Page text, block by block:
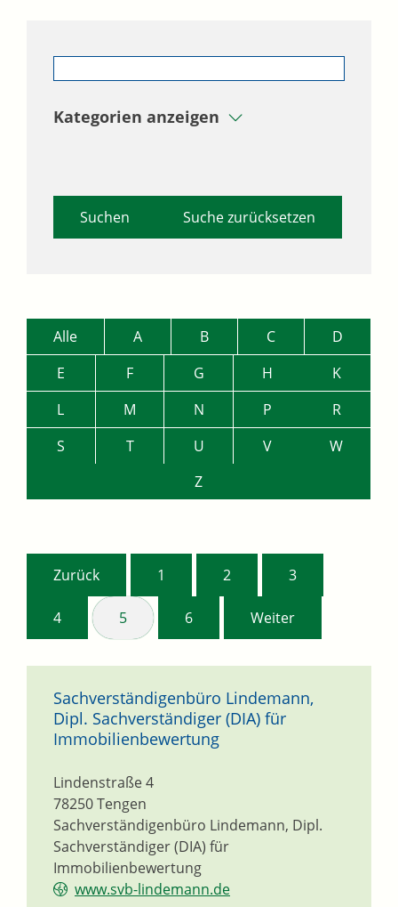
Kategorien anzeigen
Suche zurücksetzen
Alle A B C
D
E
F G H
K
L
M N P
R
S
T U V
W
Z
Zurück 1 2 3
4 5 6 Weiter
Sachverständigenbüro Lindemann,
Dipl. Sachverständiger (DIA) für
Immobilienbewertung
Sachverständigenbüro Lindemann, Dipl.
Sachverständiger (DIA) für
Immobilienbewertung
Lindenstraße 4
78250Tengen
www.svb-lindemann.de